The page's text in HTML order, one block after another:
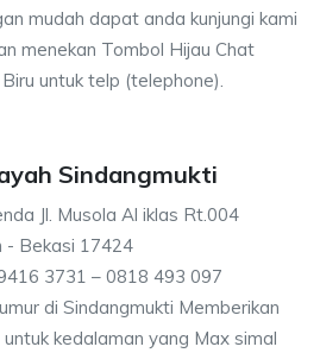
mudah dapat anda kunjungi kami
menekan Tombol Hijau Chat
untuk telp (telephone).
Sindangmukti
Jl. Musola Al iklas Rt.004
- Bekasi 17424
3731 – 0818 493 097
di Sindangmukti Memberikan
kedalaman yang Max simal